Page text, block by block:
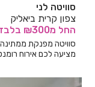
סוויטה לני
צפון קרית ביאליק
החל מ₪300
סוויטה מפנקת
מציעה לכם אירוח